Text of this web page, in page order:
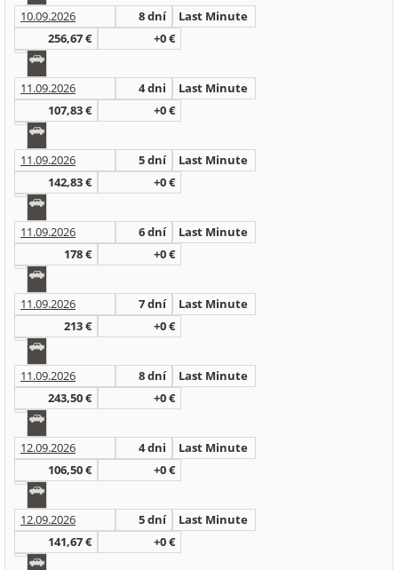
10.09.2026 8 dní
Last Minute
256,67 €
+0 €
11.09.2026 4 dni
Last Minute
107,83 €
+0 €
11.09.2026 5 dní
Last Minute
142,83 €
+0 €
11.09.2026 6 dní
Last Minute
178 €
+0 €
11.09.2026 7 dní
Last Minute
213 €
+0 €
11.09.2026 8 dní
Last Minute
243,50 €
+0 €
12.09.2026 4 dni
Last Minute
106,50 €
+0 €
12.09.2026 5 dní
Last Minute
141,67 €
+0 €